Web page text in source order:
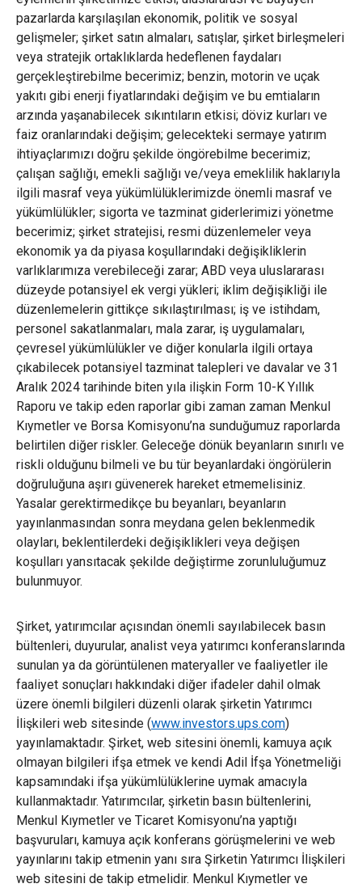
pazarlarda karşılaşılan ekonomik, politik ve sosyal
gelişmeler; şirket satın almaları, satışlar, şirket birleşmeleri
veya stratejik ortaklıklarda hedeflenen faydaları
gerçekleştirebilme becerimiz; benzin, motorin ve uçak
yakıtı gibi enerji fiyatlarındaki değişim ve bu emtiaların
arzında yaşanabilecek sıkıntıların etkisi; döviz kurları ve
faiz oranlarındaki değişim; gelecekteki sermaye yatırım
ihtiyaçlarımızı doğru şekilde öngörebilme becerimiz;
çalışan sağlığı, emekli sağlığı ve/veya emeklilik haklarıyla
ilgili masraf veya yükümlülüklerimizde önemli masraf ve
yükümlülükler; sigorta ve tazminat giderlerimizi yönetme
becerimiz; şirket stratejisi, resmi düzenlemeler veya
ekonomik ya da piyasa koşullarındaki değişikliklerin
varlıklarımıza verebileceği zarar; ABD veya uluslararası
düzeyde potansiyel ek vergi yükleri; iklim değişikliği ile
düzenlemelerin gittikçe sıkılaştırılması; iş ve istihdam,
personel sakatlanmaları, mala zarar, iş uygulamaları,
çevresel yükümlülükler ve diğer konularla ilgili ortaya
çıkabilecek potansiyel tazminat talepleri ve davalar ve 31
Aralık 2024 tarihinde biten yıla ilişkin Form 10-K Yıllık
Raporu ve takip eden raporlar gibi zaman zaman Menkul
Kıymetler ve Borsa Komisyonu’na sunduğumuz raporlarda
belirtilen diğer riskler. Geleceğe dönük beyanların sınırlı ve
riskli olduğunu bilmeli ve bu tür beyanlardaki öngörülerin
doğruluğuna aşırı güvenerek hareket etmemelisiniz.
Yasalar gerektirmedikçe bu beyanları, beyanların
yayınlanmasından sonra meydana gelen beklenmedik
olayları, beklentilerdeki değişiklikleri veya değişen
koşulları yansıtacak şekilde değiştirme zorunluluğumuz
bulunmuyor.
Şirket, yatırımcılar açısından önemli sayılabilecek basın
bültenleri, duyurular, analist veya yatırımcı konferanslarında
sunulan ya da görüntülenen materyaller ve faaliyetler ile
faaliyet sonuçları hakkındaki diğer ifadeler dahil olmak
üzere önemli bilgileri düzenli olarak şirketin Yatırımcı
İlişkileri web sitesinde (www.investors.ups.com)
yayınlamaktadır. Şirket, web sitesini önemli, kamuya açık
olmayan bilgileri ifşa etmek ve kendi Adil İfşa Yönetmeliği
kapsamındaki ifşa yükümlülüklerine uymak amacıyla
kullanmaktadır. Yatırımcılar, şirketin basın bültenlerini,
Menkul Kıymetler ve Ticaret Komisyonu’na yaptığı
başvuruları, kamuya açık konferans görüşmelerini ve web
yayınlarını takip etmenin yanı sıra Şirketin Yatırımcı İlişkileri
web sitesini de takip etmelidir. Menkul Kıymetler ve